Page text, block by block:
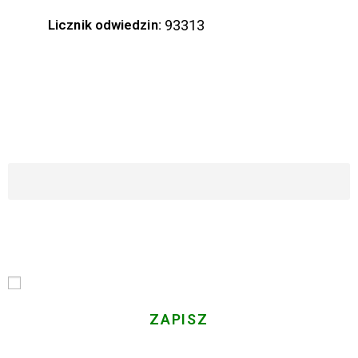
Licznik odwiedzin: 93313